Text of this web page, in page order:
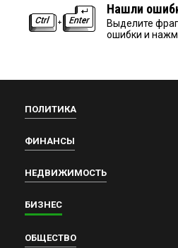
Нашли
Выделите
ошибки и
ПОЛИТИКА
ФИНАНСЫ
НЕДВИЖИМОСТЬ
БИЗНЕС
ОБЩЕСТВО